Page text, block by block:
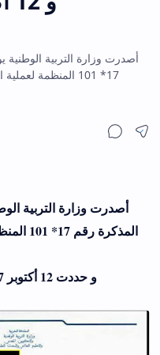
أصدرت وزارة التربية الوطنية
و حددت 12 أكتوبر 2017 كآخر أجل للمشاركة.